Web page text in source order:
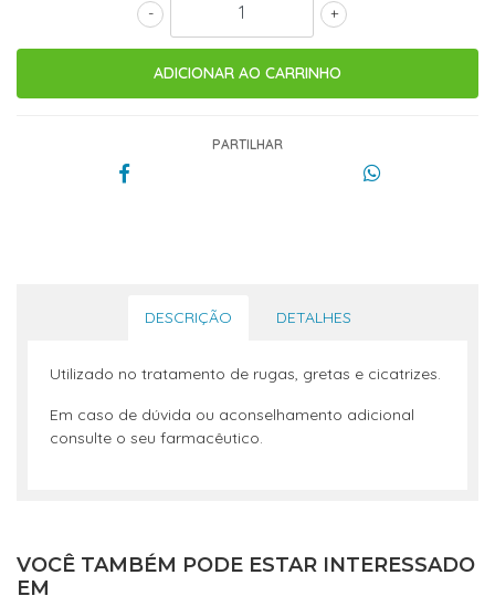
+
-
PARTILHAR
DESCRIÇÃO DETALHES
Utilizado no tratamento de rugas, gretas e cicatrizes.
Em caso de dúvida ou aconselhamento adicional
consulte o seu farmacêutico.
VOCÊ TAMBÉM PODE ESTAR INTERESSADO
EM